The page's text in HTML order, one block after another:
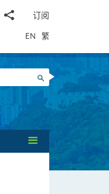
邮WhatsApp
微
信
面
书Twitter
LinkedIn
微
订阅
EN 繁
搜寻